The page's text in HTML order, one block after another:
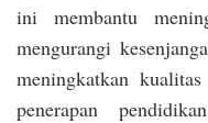
ini membantu
mengurangi
meningkatkan
penerapan